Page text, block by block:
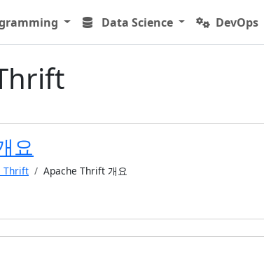
Data Science DevOps
요
Thrift Apache Thrift 개요